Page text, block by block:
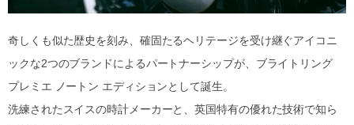
奇しくも似た歴史を刻み、確固たるヘリテージを受け継ぐアイコニ
ックな2つのブランドによるパートナーシップが、ブライトリング
プレミエ ノートン エディションとして誕生。
洗練されたスイスの時計メーカーと、英国特有の優れた技術で知ら